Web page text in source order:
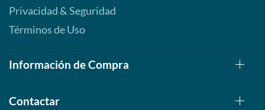
Privacidad & Seguridad
Términos de Uso
Información de Compra
Contactar